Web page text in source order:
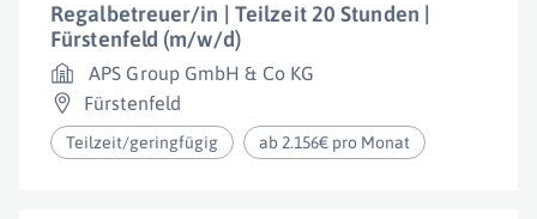
Regalbetreuer/in | Teilzeit 20 Stunden |
Fürstenfeld (m/w/d)
APS Group GmbH & Co KG
Fürstenfeld
Teilzeit/geringfügig ab 2.156€ pro Monat